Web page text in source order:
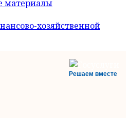
материалы
хозяйственной
Решаем вместе